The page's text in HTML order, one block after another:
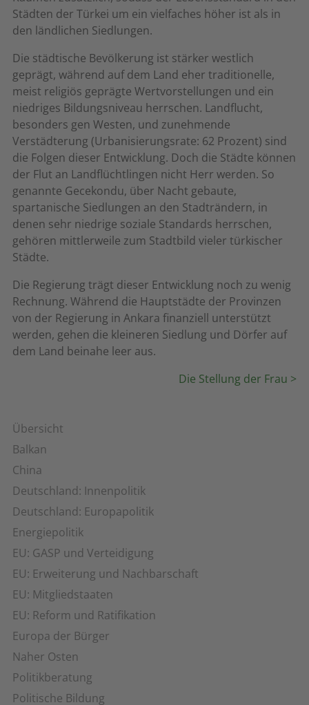
Übersicht
Balkan
China
Deutschland: Innenpolitik
Deutschland: Europapolitik
Energiepolitik
EU: GASP und Verteidigung
EU: Erweiterung und Nachbarschaft
EU: Mitgliedstaaten
EU: Reform und Ratifikation
Europa der Bürger
Naher Osten
Politikberatung
Politische Bildung
Städten der Türkei um ein vielfaches höher ist als in
den ländlichen Siedlungen.
Die städtische Bevölkerung ist stärker westlich
geprägt, während auf dem Land eher traditionelle,
meist religiös geprägte Wertvorstellungen und ein
niedriges Bildungsniveau herrschen. Landflucht,
besonders gen Westen, und zunehmende
Verstädterung (Urbanisierungsrate: 62 Prozent) sind
die Folgen dieser Entwicklung. Doch die Städte können
der Flut an Landflüchtlingen nicht Herr werden. So
genannte Gecekondu, über Nacht gebaute,
spartanische Siedlungen an den Stadträndern, in
denen sehr niedrige soziale Standards herrschen,
gehören mittlerweile zum Stadtbild vieler türkischer
Städte.
Die Regierung trägt dieser Entwicklung noch zu wenig
Rechnung. Während die Hauptstädte der Provinzen
von der Regierung in Ankara finanziell unterstützt
werden, gehen die kleineren Siedlung und Dörfer auf
dem Land beinahe leer aus.
Die Stellung der Frau >